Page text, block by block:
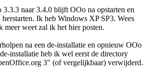
naar 3.4.0 blijft OOo na opstarten en
herstarten. Ik heb Windows XP SP3. Wees
meer weet zal ik het hier posten.
na een de-installatie en opnieuw OOo
installatie heb ik wel eerst de directory
3" (of vergelijkbaar) verwijderd.